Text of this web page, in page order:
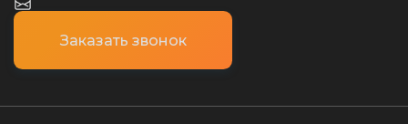
Заказать звонок